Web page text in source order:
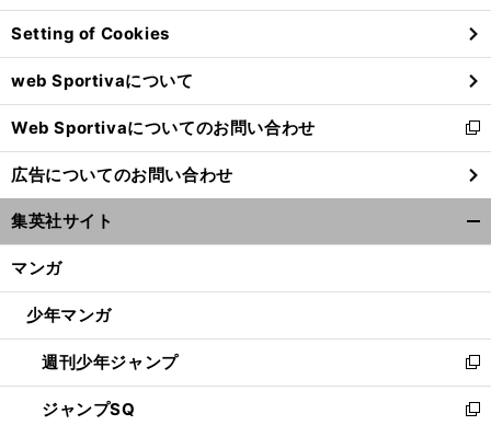
前
ン
ド
ウ
で
開
く
Setting of Cookies
web Sportivaについて
Web Sportivaについてのお問い合わせ
新
し
い
ウ
ィ
ン
ウ
開
く
広告についてのお問い合わせ
集英社サイト
マンガ
少年マンガ
週刊少年ジャンプ
新
し
い
ジャンプSQ
新